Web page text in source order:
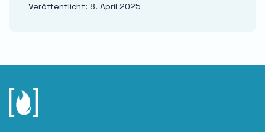
Veröffentlicht: 8. April 2025